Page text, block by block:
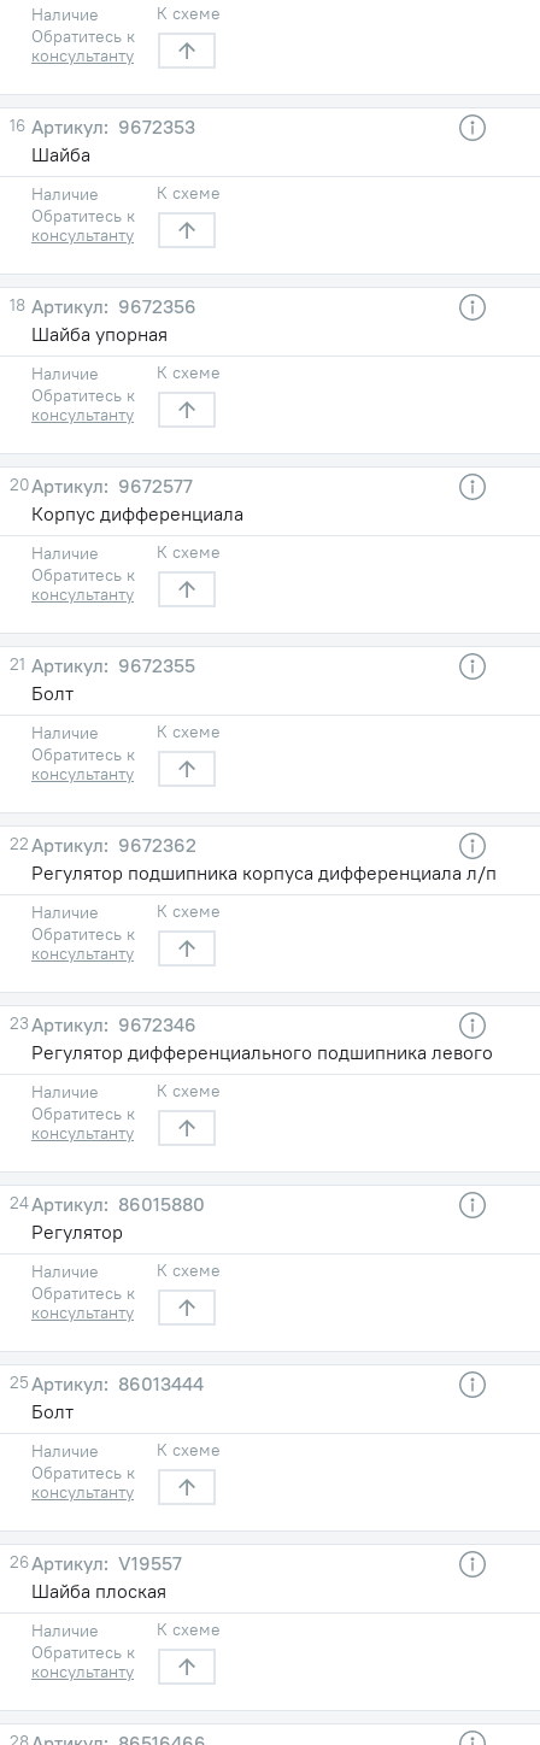
Наличие
Обратитесь к
консультанту
К схеме
16
9672353
Шайба
Наличие
Обратитесь к
консультанту
К схеме
18
9672356
Шайба упорная
Наличие
Обратитесь к
консультанту
К схеме
20
9672577
Корпус дифференциала
Наличие
Обратитесь к
консультанту
К схеме
21
9672355
Болт
Наличие
Обратитесь к
консультанту
К схеме
22
9672362
Регулятор подшипника корпуса дифференциала л/п
Наличие
Обратитесь к
консультанту
К схеме
23
9672346
Регулятор дифференциального подшипника левого
Наличие
Обратитесь к
консультанту
К схеме
24
86015880
Регулятор
Наличие
Обратитесь к
консультанту
К схеме
25
86013444
Болт
Наличие
Обратитесь к
консультанту
К схеме
26
V19557
Шайба плоская
Наличие
Обратитесь к
консультанту
К схеме